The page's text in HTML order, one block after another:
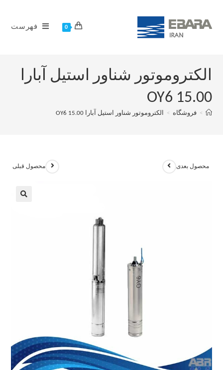
0 فهرست
الکتروموتور شناور استیل آبارا
OY6 15.00
> فروشگاه > الکتروموتور شناور استیل آبارا OY6 15.00
محصول قبلی محصول بعدی